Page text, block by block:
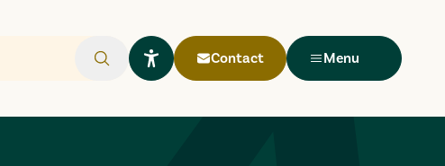
Rechercher
Ouvrir le widget Lisio
Contact Menu